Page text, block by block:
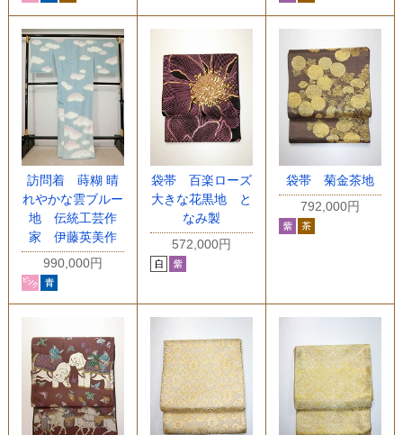
訪問着 蒔糊 晴
れやかな雲ブルー
地 伝統工芸作
家 伊藤英美作
990,000円
袋帯 百楽ローズ
大きな花黒地 と
なみ製
572,000円
袋帯 菊金茶地
792,000円